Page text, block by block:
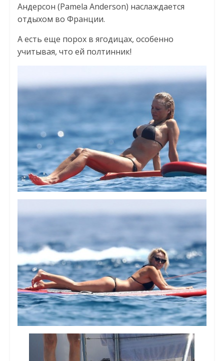
Андерсон (Pamela Anderson) наслаждается
отдыхом во Франции.
А есть еще порох в ягодицах, особенно
учитывая, что ей полтинник!